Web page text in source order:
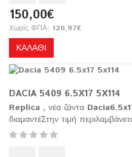
150,00€
Χωρίς ΦΠΑ: 120,97€
ΚΑΛΆΘΙ
DACIA 5409 6.5X17 5X114
Replica , νέα ζάντα
διαμαντέΣτην τιμή